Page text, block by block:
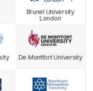
Brunel University
London
De Montfort University